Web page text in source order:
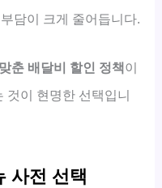
담이 크게 줄어듭니다.
춘 배달비 할인 정책 이
것이 현명한 선택입니
사전 선택